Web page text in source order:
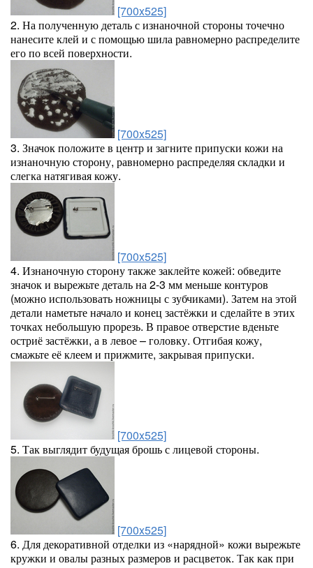
[700x525]
2. На полученную деталь с изнаночной стороны точечно
нанесите клей и с помощью шила равномерно распределите
его по всей поверхности.
[700x525]
3. Значок положите в центр и загните припуски кожи на
изнаночную сторону, равномерно распределяя складки и
слегка натягивая кожу.
[700x525]
4. Изнаночную сторону также заклейте кожей: обведите
значок и вырежьте деталь на 2-3 мм меньше контуров
(можно использовать ножницы с зубчиками). Затем на этой
детали наметьте начало и конец застёжки и сделайте в этих
точках небольшую прорезь. В правое отверстие вденьте
остриё застёжки, а в левое – головку. Отгибая кожу,
смажьте её клеем и прижмите, закрывая припуски.
[700x525]
5. Так выглядит будущая брошь с лицевой стороны.
[700x525]
6. Для декоративной отделки из «нарядной» кожи вырежьте
кружки и овалы разных размеров и расцветок. Так как при